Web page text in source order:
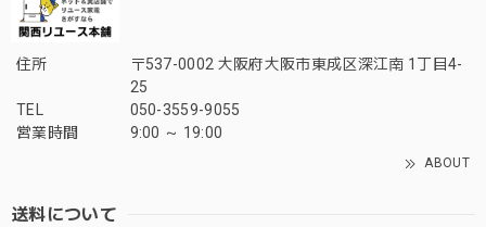
住所
〒537-0002 大阪府大阪市東成区深江南 1丁目4-
25
TEL
050-3559-9055
営業時間
9:00 ～ 19:00
ABOUT
送料について